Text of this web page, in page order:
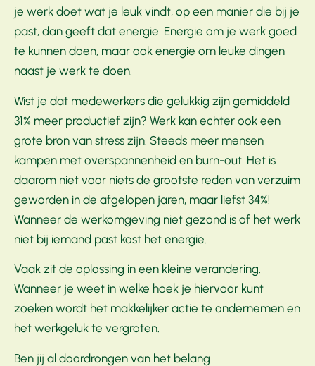
je werk doet wat je leuk vindt, op een manier die bij je
past, dan geeft dat energie. Energie om je werk goed
te kunnen doen, maar ook energie om leuke dingen
naast je werk te doen.
Wist je dat medewerkers die gelukkig zijn gemiddeld
31% meer productief zijn? Werk kan echter ook een
grote bron van stress zijn. Steeds meer mensen
kampen met overspannenheid en burn-out. Het is
daarom niet voor niets de grootste reden van verzuim
geworden in de afgelopen jaren, maar liefst 34%!
Wanneer de werkomgeving niet gezond is of het werk
niet bij iemand past kost het energie.
Vaak zit de oplossing in een kleine verandering.
Wanneer je weet in welke hoek je hiervoor kunt
zoeken wordt het makkelijker actie te ondernemen en
het werkgeluk te vergroten.
Ben jij al doordrongen van het belang